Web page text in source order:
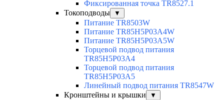
Фиксированная точка TR8527.1
Токоподводы
▼
Питание TR8503W
Питание TR85H5P03A4W
Питание TR85H5P03A5W
Торцевой подвод питания
TR85H5P03A4
Торцевой подвод питания
TR85H5P03A5
Линейный подвод питания TR8547W
Кронштейны и крышки
▼